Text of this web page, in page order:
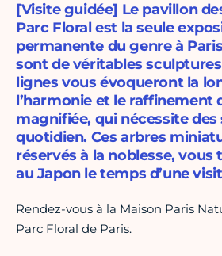
[Visite guidée] Le pavillon
Parc Floral est la seule
permanente du genre à
sont de véritables
lignes vous évoqueront la
l’harmonie et le raffinement
magnifiée, qui nécessite
quotidien. Ces arbres
réservés à la noblesse,
au Japon le temps d’une
Rendez-vous à la Maison Paris
Parc Floral de Paris.